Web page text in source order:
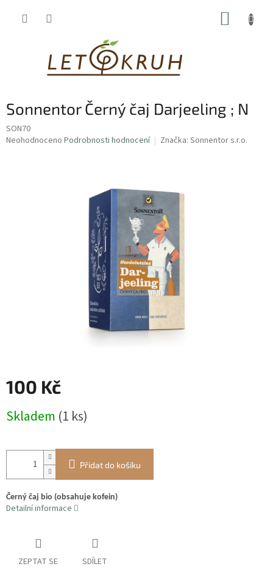
Sonnentor Černý čaj Darjeeling ; N
SON70
Průměrné
Neohodnoceno Podrobnosti hodnocení Značka: Sonnentor s.r.o.
100 Kč
cena:
Skladem (1 ks)
Přidat do košíku
Černý čaj bio (obsahuje kofein)
Detailní informace
ZEPTAT SE SDÍLET